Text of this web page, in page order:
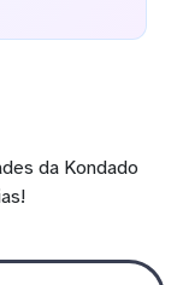
da Kondado